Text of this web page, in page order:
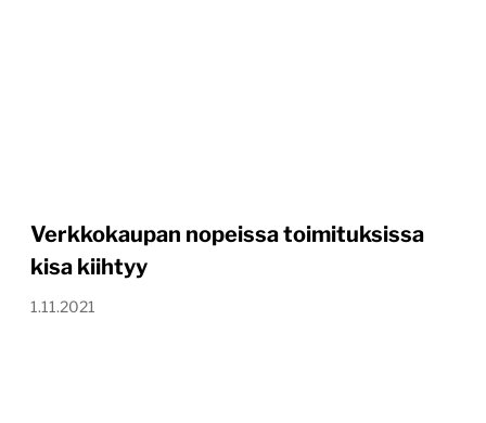
Verkkokaupan nopeissa toimituksissa
kisa kiihtyy
1.11.2021